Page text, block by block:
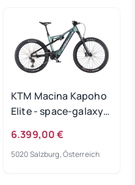
KTM Macina Kapoho
Elite - space-galaxy-
M
6.399,00 €
5020 Salzburg, Österreich